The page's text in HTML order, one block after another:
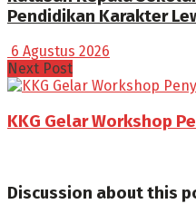
Pendidikan Karakter
6 Agustus 2026
Next Post
KKG Gelar Workshop
Discussion about this